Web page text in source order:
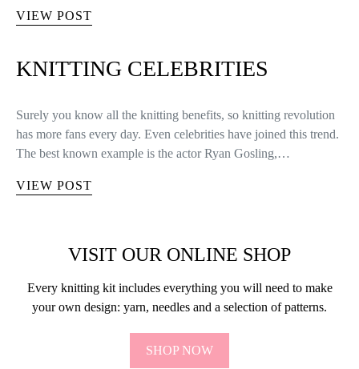
VIEW POST
KNITTING CELEBRITIES
Surely you know all the knitting benefits, so knitting revolution
has more fans every day. Even celebrities have joined this trend.
The best known example is the actor Ryan Gosling,…
VIEW POST
VISIT OUR ONLINE SHOP
Every knitting kit includes everything you will need to make
your own design: yarn, needles and a selection of patterns.
SHOP NOW